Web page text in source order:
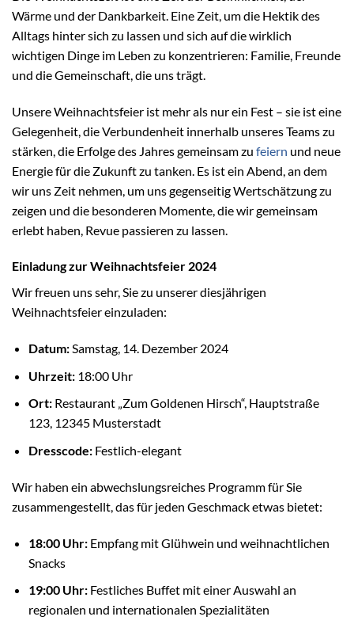
Wärme und der Dankbarkeit. Eine Zeit, um die Hektik des
Alltags hinter sich zu lassen und sich auf die wirklich
wichtigen Dinge im Leben zu konzentrieren: Familie, Freunde
und die Gemeinschaft, die uns trägt.
Unsere Weihnachtsfeier ist mehr als nur ein Fest – sie ist eine
Gelegenheit, die Verbundenheit innerhalb unseres Teams zu
stärken, die Erfolge des Jahres gemeinsam zu feiern und neue
Energie für die Zukunft zu tanken. Es ist ein Abend, an dem
wir uns Zeit nehmen, um uns gegenseitig Wertschätzung zu
zeigen und die besonderen Momente, die wir gemeinsam
erlebt haben, Revue passieren zu lassen.
Einladung zur Weihnachtsfeier 2024
Wir freuen uns sehr, Sie zu unserer diesjährigen
Weihnachtsfeier einzuladen:
Datum:Samstag, 14. Dezember 2024
Uhrzeit:18:00 Uhr
Ort:Restaurant „Zum Goldenen Hirsch“, Hauptstraße
123, 12345 Musterstadt
Dresscode:Festlich-elegant
Wir haben ein abwechslungsreiches Programm für Sie
zusammengestellt, das für jeden Geschmack etwas bietet:
18:00 Uhr:Empfang mit Glühwein und weihnachtlichen
Snacks
19:00 Uhr:Festliches Buffet mit einer Auswahl an
regionalen und internationalen Spezialitäten